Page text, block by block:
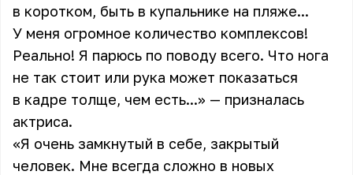
в коротком, быть в купальнике на пляже...
У меня огромное количество комплексов!
Реально! Я парюсь по поводу всего. Что нога
не так стоит или рука может показаться
в кадре толще, чем есть...» — призналась
актриса.
«Я очень замкнутый в себе, закрытый
человек. Мне всегда сложно в новых